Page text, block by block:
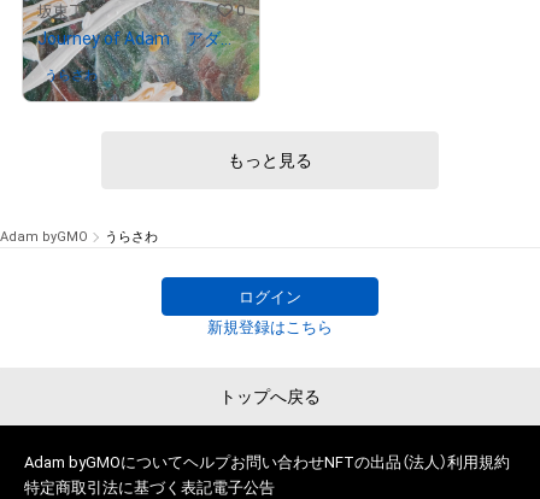
# 13/20
坂東工 0
Journey of Adam アダムの旅 8
うらさわさんが保有中
もっと見る
Adam byGMO うらさわ
ログイン
新規登録はこちら
トップへ戻る
Adam byGMOについてヘルプお問い合わせNFTの出品（法人）利用規約
特定商取引法に基づく表記電子公告